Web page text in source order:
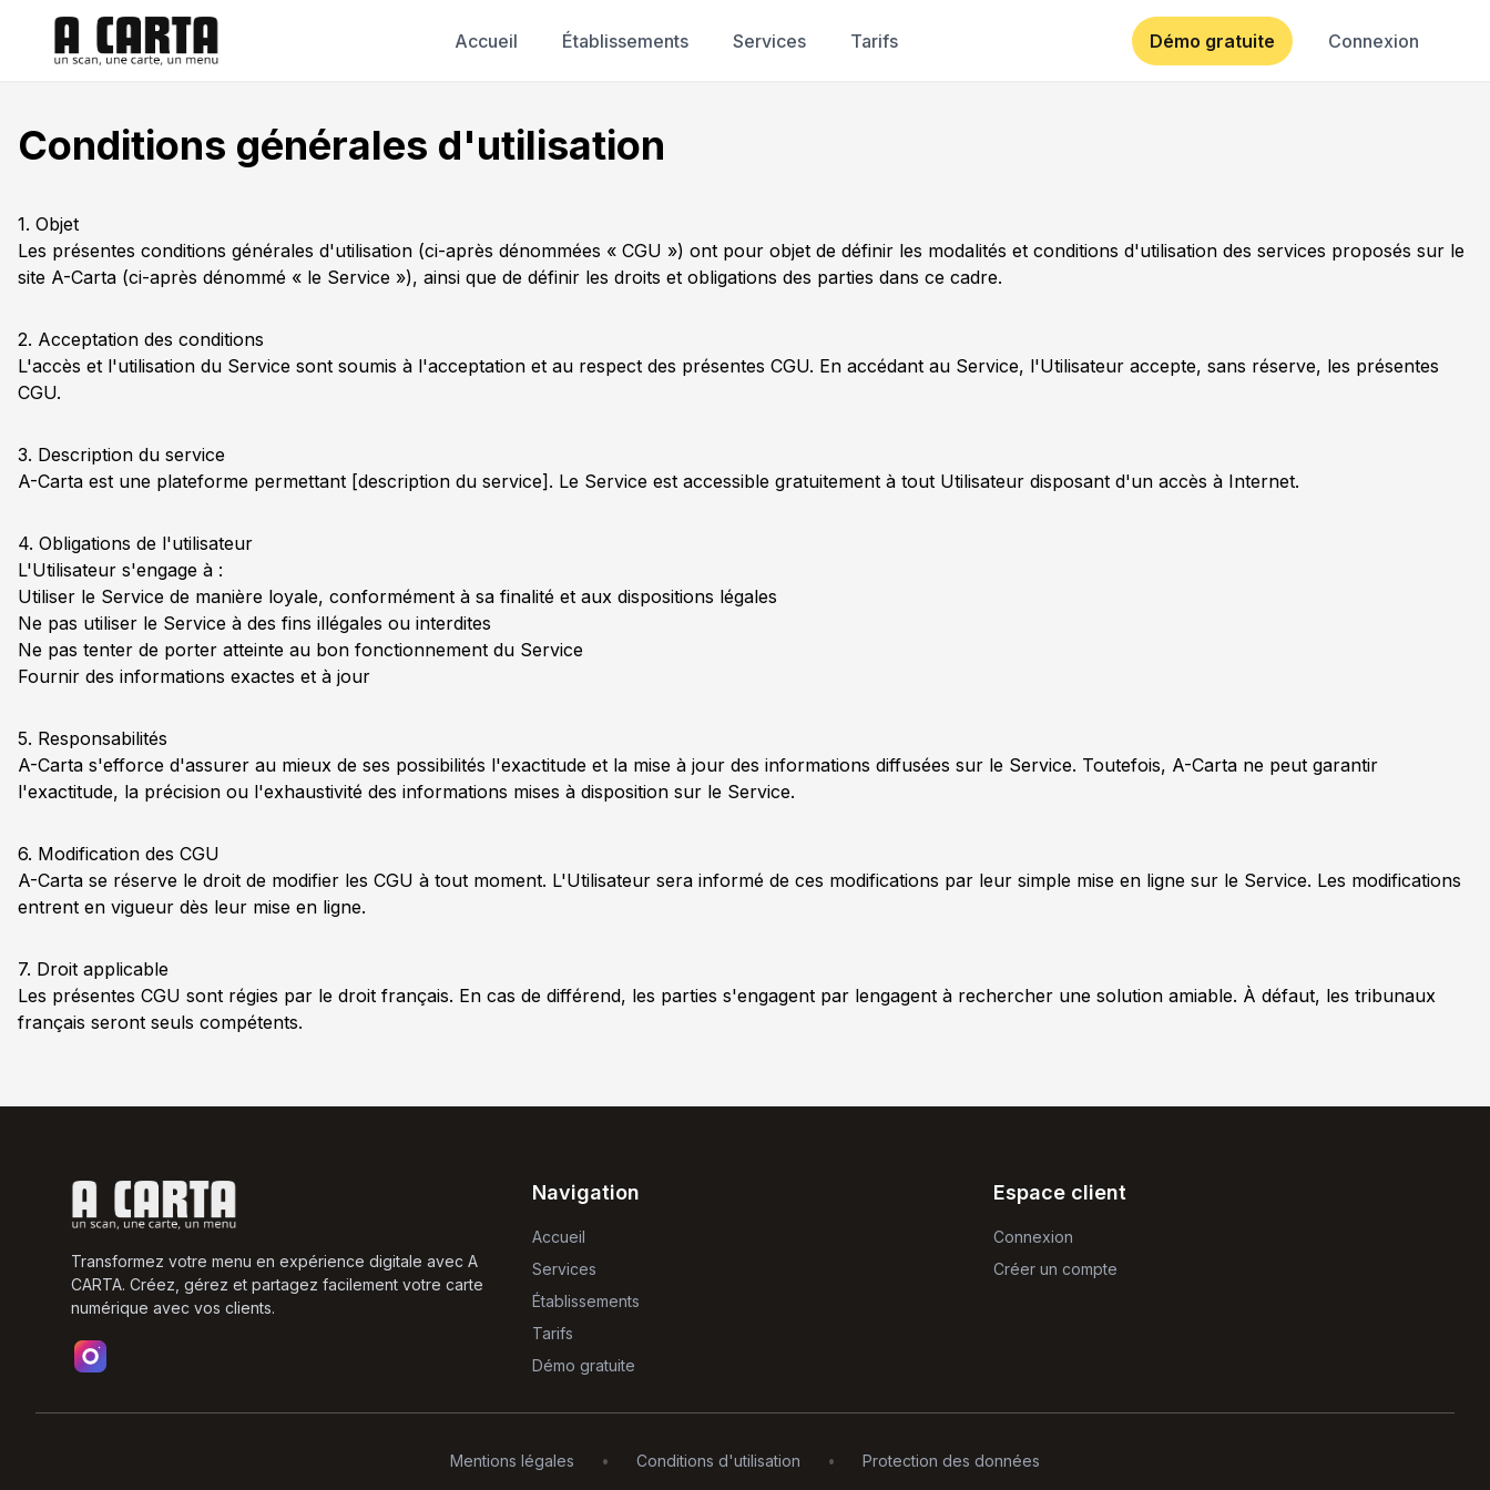
Accueil Établissements Services Tarifs Démo gratuite Connexion
Conditions générales d'utilisation
1. Objet
Les présentes conditions générales d'utilisation (ci-après dénommées « CGU ») ont pour objet de définir les modalités et conditions d'utilisation des services proposés sur le
site A-Carta (ci-après dénommé « le Service »), ainsi que de définir les droits et obligations des parties dans ce cadre.
2. Acceptation des conditions
L'accès et l'utilisation du Service sont soumis à l'acceptation et au respect des présentes CGU. En accédant au Service, l'Utilisateur accepte, sans réserve, les présentes
CGU.
3. Description du service
A-Carta est une plateforme permettant [description du service]. Le Service est accessible gratuitement à tout Utilisateur disposant d'un accès à Internet.
4. Obligations de l'utilisateur
L'Utilisateur s'engage à :
Utiliser le Service de manière loyale, conformément à sa finalité et aux dispositions légales
Ne pas utiliser le Service à des fins illégales ou interdites
Ne pas tenter de porter atteinte au bon fonctionnement du Service
Fournir des informations exactes et à jour
5. Responsabilités
A-Carta s'efforce d'assurer au mieux de ses possibilités l'exactitude et la mise à jour des informations diffusées sur le Service. Toutefois, A-Carta ne peut garantir
l'exactitude, la précision ou l'exhaustivité des informations mises à disposition sur le Service.
6. Modification des CGU
A-Carta se réserve le droit de modifier les CGU à tout moment. L'Utilisateur sera informé de ces modifications par leur simple mise en ligne sur le Service. Les modifications
entrent en vigueur dès leur mise en ligne.
7. Droit applicable
Les présentes CGU sont régies par le droit français. En cas de différend, les parties s'engagent par lengagent à rechercher une solution amiable. À défaut, les tribunaux
français seront seuls compétents.
Transformez votre menu en expérience digitale avec A
CARTA. Créez, gérez et partagez facilement votre carte
numérique avec vos clients.
Navigation
Accueil
Services
Établissements
Tarifs
Démo gratuite
Espace client
Connexion
Créer un compte
Mentions légales • Conditions d'utilisation • Protection des données